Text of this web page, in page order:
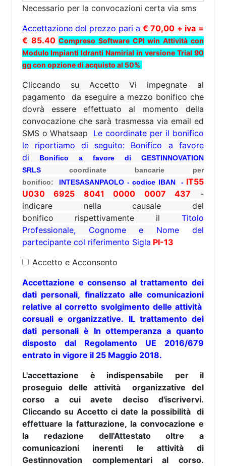
Necessario per la convocazioni certa via sms
Accettazione del prezzo pari a € 70,00 + iva =
€ 85.40 Compreso Software CPI win Attività con
Modulo Impianti Idranti Namirial in versione Trial 90
gg con opzione di acquisto al 50%
Cliccando su Accetto Vi impegnate al
pagamento da eseguire a mezzo bonifico che
dovrà essere effettuato al momento della
convocazione che sarà trasmessa via email ed
SMS o Whatsaap
Le coordinate per il bonifico
le riportiamo di seguito:
Bonifico a favore
di
Bonifico a favore di GESTINNOVATION
SRLS coordinate bancarie per
bonifico: INTESASANPAOLO - codice IBAN - IT55
U030 6925 8041 0000 0007 437
-
indicare nella causale del
bonifico rispettivamente
il Titolo
Professionale, Cognome e Nome del
partecipante col riferimento Sigla PI-13
Accetto e Acconsento
Accettazione e consenso al trattamento dei
dati personali, finalizzato alle comunicazioni
relative al corretto svolgimento delle attività
corsuali e organizzative. IL trattamento dei
dati personali è In ottemperanza a quanto
disposto dal Regolamento UE 2016/679
entrato in vigore il 25 Maggio 2018.
L'accettazione è indispensabile per il
proseguio delle attività organizzative del
corso a cui avete deciso d'iscrivervi.
Cliccando su Accetto ci date la possibilità di
effettuare la fatturazione, la convocazione e
la redazione dell'Attestato oltre a
comunicazioni inerenti le attività di
Gestinnovation complementari al corso.